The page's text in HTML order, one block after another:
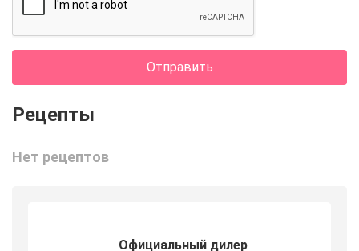
Отправить
Нет рецептов
Официальный дилер